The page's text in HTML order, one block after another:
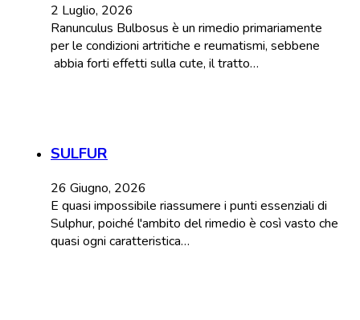
2 Luglio, 2026
Ranunculus Bulbosus è un rimedio primariamente
per le condizioni artritiche e reumatismi, sebbene
abbia forti effetti sulla cute, il tratto…
SULFUR
26 Giugno, 2026
E quasi impossibile riassumere i punti essenziali di
Sulphur, poiché l'ambito del rimedio è così vasto che
quasi ogni caratteristica…